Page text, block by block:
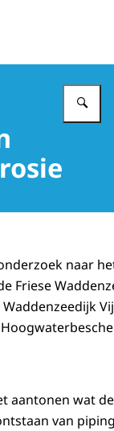
naar
Friese
aantonen wat
van